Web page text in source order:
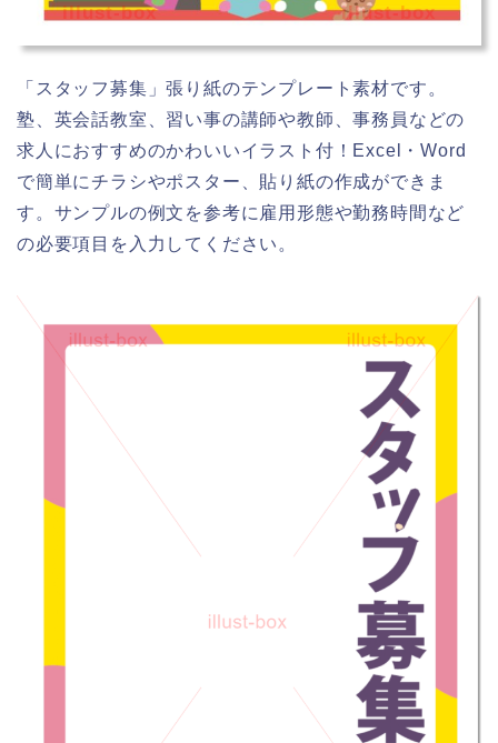
illust-box illust-box
「スタッフ募集」張り紙のテンプレート素材です。
塾、英会話教室、習い事の講師や教師、事務員などの
求人におすすめのかわいいイラスト付！Excel・Word
で簡単にチラシやポスター、貼り紙の作成ができま
す。サンプルの例文を参考に雇用形態や勤務時間など
の必要項目を入力してください。